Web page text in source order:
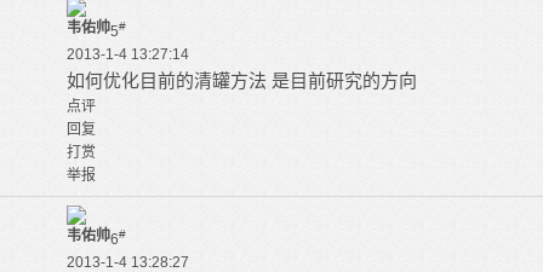
韦佑帅5#
2013-1-4 13:27:14
如何优化目前的清罐方法 是目前研究的方向
点评
回复
打赏
举报
韦佑帅6#
2013-1-4 13:28:27